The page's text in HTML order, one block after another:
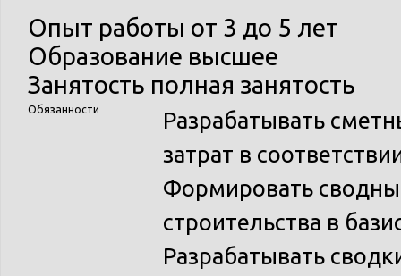
Опыт работы от 3 до 5 лет
Образование высшее
Занятость полная занятость
Обязанности
Разрабатывать
затрат в
Формировать
строительства в
Разрабатывать